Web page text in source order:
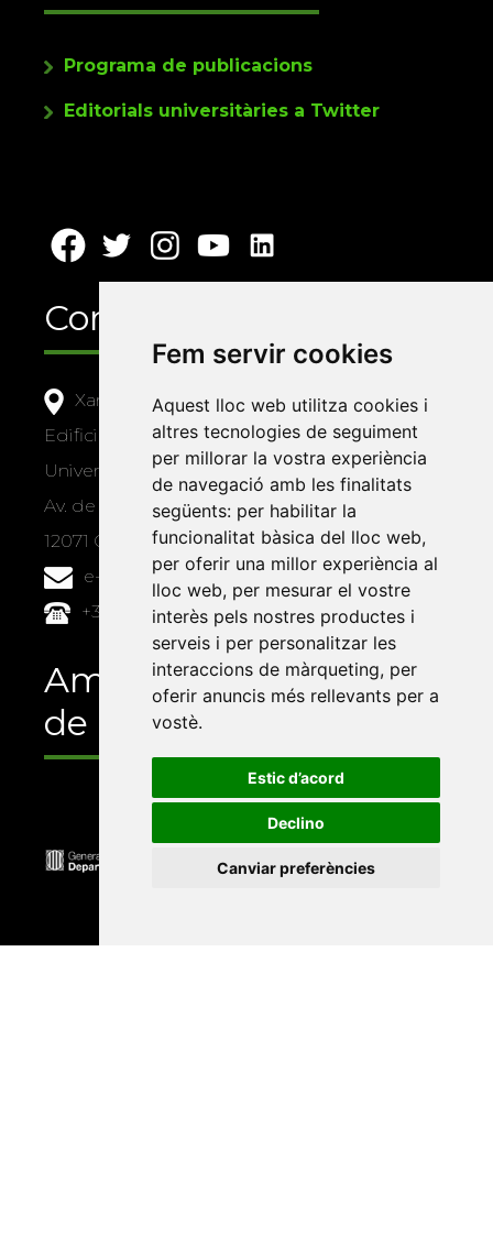
Fem servir cookies
Aquest lloc web utilitza cookies i
altres tecnologies de seguiment
per millorar la vostra experiència
de navegació amb les finalitats
següents: per habilitar la
funcionalitat bàsica del lloc web,
per oferir una millor experiència al
lloc web, per mesurar el vostre
interès pels nostres productes i
serveis i per personalitzar les
interaccions de màrqueting, per
oferir anuncis més rellevants per a
vostè.
Estic d’acord
Declino
Canviar preferències
Programa de publicacions
Editorials universitàries a Twitter
Contacte
Xarxa Vives d'Universitats
Edifici Àgora
Universitat Jaume I, local 10
Av. de Vicent Sos Baynat, s/n
12071 Castelló de la Plana
e-buc@vives.org
+34 964 72 89 93
Amb el suport
de